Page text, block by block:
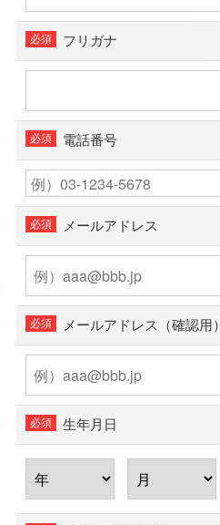
フリガナ
電話番号
メールアドレス
メールアドレス（確認用）
生年月日